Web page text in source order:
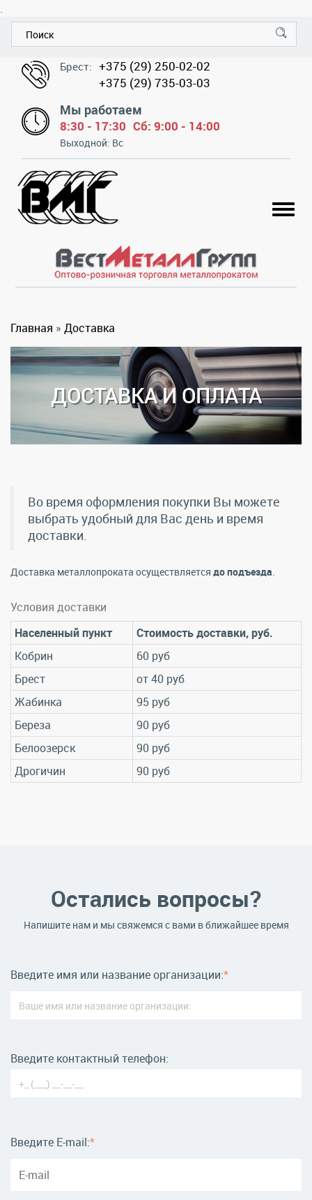
.
Брест: +375 (29) 250-02-02
+375 (29) 735-03-03
Мы работаем
8:30 - 17:30 Сб: 9:00 - 14:00
Выходной: Вс
Главная » Доставка
ДОСТАВКА И ОПЛАТА
Во время оформления покупки Вы можете
выбрать удобный для Вас день и время
доставки.
Доставка металлопроката осуществляется до подъезда.
Условия доставки
Населенный пункт
Стоимость доставки, руб.
Кобрин
60 руб
Брест
от 40 руб
Жабинка
95 руб
Береза
90 руб
Белоозерск
90 руб
Дрогичин
90 руб
Остались вопросы?
Напишите нам и мы свяжемся с вами в ближайшее время
Введите имя или название организации:
Введите контактный телефон:
Введите E-mail: